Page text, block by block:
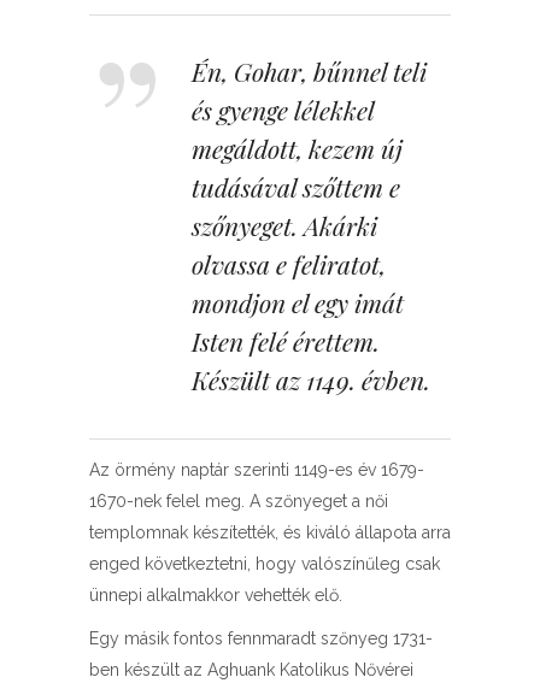
Én, Gohar, bűnnel teli
és gyenge lélekkel
megáldott, kezem új
tudásával szőttem e
szőnyeget. Akárki
olvassa e feliratot,
mondjon el egy imát
Isten felé érettem.
Készült az 1149. évben.
Az örmény naptár szerinti 1149-es év 1679-
1670-nek felel meg. A szőnyeget a női
templomnak készítették, és kiváló állapota arra
enged következtetni, hogy valószínűleg csak
ünnepi alkalmakkor vehették elő.
Egy másik fontos fennmaradt szőnyeg 1731-
ben készült az Aghuank Katolikus Nővérei